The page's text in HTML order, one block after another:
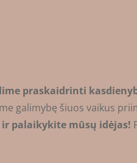
praskaidrinti
galimybę šiuos vaikus
ir palaikykite mūsų idėjas!